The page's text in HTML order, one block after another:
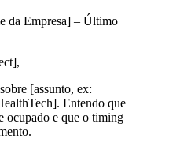
da Empresa] – Último
[assunto, ex:
Entendo que
ocupado e que o timing